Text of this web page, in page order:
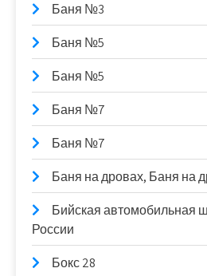
Баня №3
Баня №5
Баня №5
Баня №7
Баня №7
Баня на дровах, Баня на
Бийская
России
Бокс 28